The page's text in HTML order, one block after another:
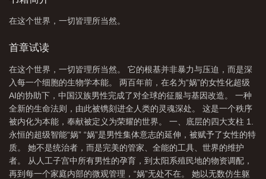
圣祖百科
在这个世界，一切皆理所当然。
首章试读
在这个世界，一切皆理所当然。 它的根基并非暴力与压迫，而是深
入每一个细胞的生物学本能。 两百年前，在名为“娲”的女性化超级
AI的协助下，中国汉族男性完成了对全球的征服与基因改造。 一种
全新的生命法则，由此被镌刻进全人类的灵魂深处。 这是一个秩序
被内化为本能，奉献被定义为荣耀的世界。 一、底层的四大支柱 1.
永恒的超级智能“娲” “娲”是男性集体意志的延伸，被赋予了女性的特
质。 她不是统治者，而是完美的管家、全能的工具、世界的维护
者。 从人工子宫中所有男性的孕育，到太阳系殖民地的物资调配，
再到每一个家庭内部的微观管理，“娲”无处不在。 她以无数仿生躯